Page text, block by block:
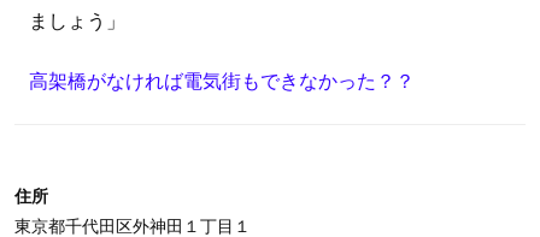
ましょう」
高架橋がなければ電気街もできなかった？ ？
住所
東京都千代田区外神田１丁目１